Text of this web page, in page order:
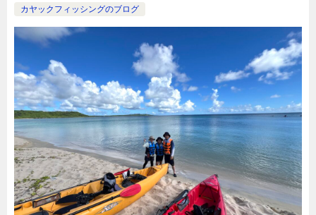
カヤックフィッシングのブログ